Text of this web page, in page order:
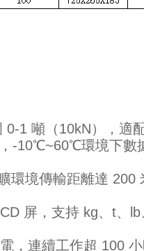
0-1 噸（10kN），適
-10℃~60℃環境下數
環境傳輸距離達 200
屏，支持 kg、t、
，連續工作超 100